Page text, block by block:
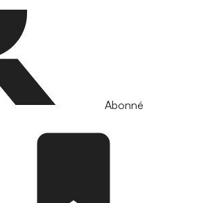
Abonné